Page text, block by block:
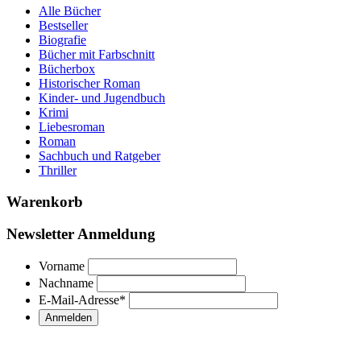
Alle Bücher
Bestseller
Biografie
Bücher mit Farbschnitt
Bücherbox
Historischer Roman
Kinder- und Jugendbuch
Krimi
Liebesroman
Roman
Sachbuch und Ratgeber
Thriller
Warenkorb
Newsletter Anmeldung
Vorname
Nachname
E-Mail-Adresse*